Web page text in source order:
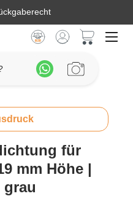
für
mm Höhe |
grau